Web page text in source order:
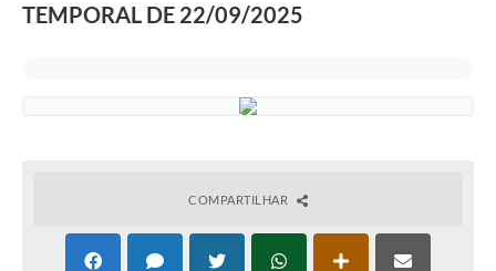
TEMPORAL DE 22/09/2025
COMPARTILHAR